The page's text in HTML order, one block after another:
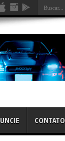
CONTATO